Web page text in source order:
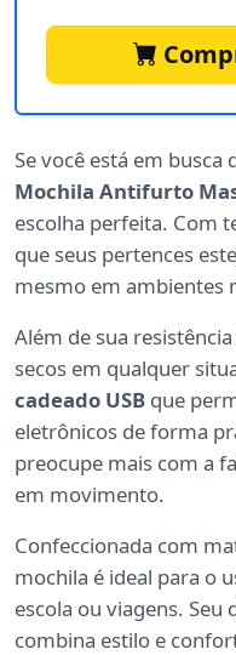
Se você está em busca
Mochila Antifurto
escolha perfeita. Com
que seus pertences
mesmo em ambientes
Além de sua
secos em qualquer
cadeado USB que
eletrônicos de forma
preocupe mais com a
em movimento.
Confeccionada com
mochila é ideal para o
escola ou viagens.
combina estilo e